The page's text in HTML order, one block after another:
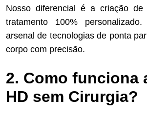
Nosso diferencial é a criação
tratamento 100%
arsenal de tecnologias de ponta
corpo com precisão.
2. Como funciona
HD sem Cirurgia?